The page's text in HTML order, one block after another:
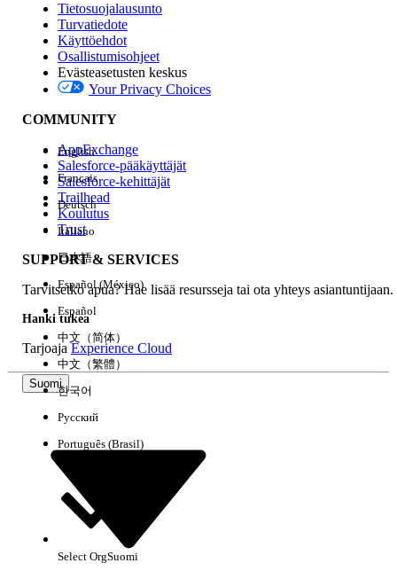
Edition
Kokemus
Tyhjennä kaikki Valmis
Tietosuojalausunto
Turvatiedote
Käyttöehdot
Osallistumisohjeet
Evästeasetusten keskus
Your Privacy Choices
COMMUNITY
AppExchange
Salesforce-pääkäyttäjät
Salesforce-kehittäjät
Trailhead
Koulutus
Trust
SUPPORT & SERVICES
Tarvitsetko apua? Hae lisää resursseja tai ota yhteys asiantuntijaan.
Hanki tukea
TarjoajaExperience Cloud
Suomi
English
Français
Deutsch
Italiano
日本語
Español (México)
Español
中文（简体）
中文（繁體）
한국어
Русский
Português (Brasil)
Select OrgSuomi